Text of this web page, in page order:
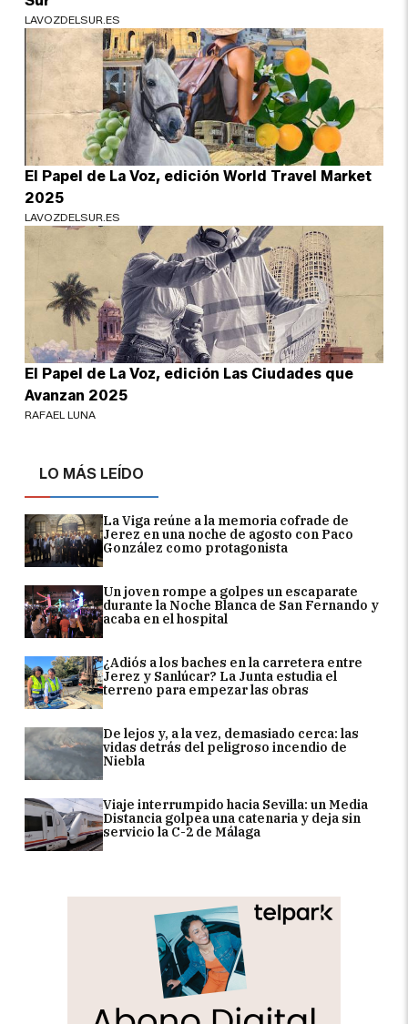
LO MÁS LEÍDO
La Viga reúne a la memoria cofrade de
Jerez en una noche de agosto con Paco
González como protagonista
Un joven rompe a golpes un escaparate
durante la Noche Blanca de San Fernando y
acaba en el hospital
¿Adiós a los baches en la carretera entre
Jerez y Sanlúcar? La Junta estudia el
terreno para empezar las obras
De lejos y, a la vez, demasiado cerca: las
vidas detrás del peligroso incendio de
Niebla
Viaje interrumpido hacia Sevilla: un Media
Distancia golpea una catenaria y deja sin
servicio la C-2 de Málaga
LAVOZDELSUR.ES
El Papel de La Voz, edición World Travel Market
2025
LAVOZDELSUR.ES
El Papel de La Voz, edición Las Ciudades que
Avanzan 2025
RAFAEL LUNA